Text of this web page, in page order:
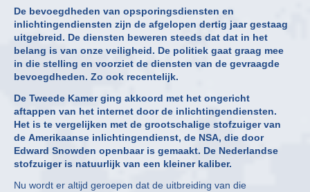
De bevoegdheden van opsporingsdiensten en
inlichtingendiensten zijn de afgelopen dertig jaar gestaag
uitgebreid. De diensten beweren steeds dat dat in het
belang is van onze veiligheid. De politiek gaat graag mee
in die stelling en voorziet de diensten van de gevraagde
bevoegdheden. Zo ook recentelijk.
De Tweede Kamer ging akkoord met het ongericht
aftappen van het internet door de inlichtingendiensten.
Het is te vergelijken met de grootschalige stofzuiger van
de Amerikaanse inlichtingendienst, de NSA, die door
Edward Snowden openbaar is gemaakt. De Nederlandse
stofzuiger is natuurlijk van een kleiner kaliber.
Nu wordt er altijd geroepen dat de uitbreiding van die